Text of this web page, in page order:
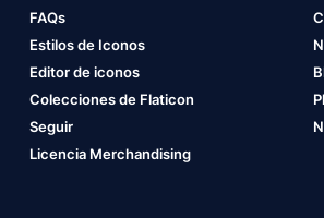
FAQs
Estilos de Iconos
Editor de iconos
Colecciones de Flaticon
Seguir
Licencia Merchandising